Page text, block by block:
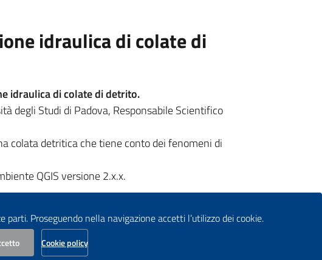
Proseguendo nella navigazione accetti l’utilizzo dei cookie.
Cookie policy
idraulica di colate di
idraulica di colate di detrito.
degli Studi di Padova, Responsabile Scientifico
colata detritica che tiene conto dei fenomeni di
QGIS versione 2.x.x.
distrettuale delle Alpi Orientali.